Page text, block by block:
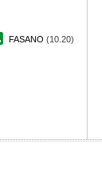
FASANO (10.20)